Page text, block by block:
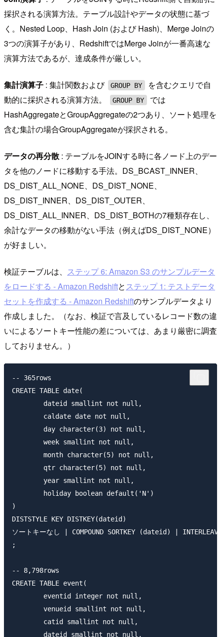
採択される演算方法。テーブル設計やデータの状態に基づ
く。Nested Loop、Hash Join (および Hash)、Merge Joinの
3つの演算子があり、RedshiftではMerge Joinが一番高速な
演算方法であるが、達成条件が厳しい。
集計演算子 : 集計関数および GROUP BY
を含むクエリで自
動的に採択される演算方法。
GROUP BY
では
HashAggregateとGroupAggregateの2つあり、ソート処理を
含む集計の場合GroupAggregateが採択される。
データの再分散 : テーブルをJOINする時に各ノード上のデー
タを他のノードに移動する手法。DS_BCAST_INNER、
DS_DIST_ALL_NONE、DS_DIST_NONE、
DS_DIST_INNER、DS_DIST_OUTER、
DS_DIST_ALL_INNER、DS_DIST_BOTHの7種類存在し、
余計なデータの移動がない手法（例えばDS_DIST_NONE）
が好ましい。
検証テーブルは、 ステップ 6: Amazon S3 のサンプルデータ
をロードする - Amazon Redshiftとステップ 1: テストデータ
セットを作成する - Amazon Redshiftのサンプルデータより
作成しました。（なお、検証で言及しているレコード数の違
いによるソートキー性能の差については、あまり厳密に調査
しておりません。）
-- 365rows
CREATE TABLE date(
)
DISTSTYLE KEY DISTKEY(dateid)
ソートキーなし | COMPOUND SORTKEY (dateid) |
;
-- 8,798rows
CREATE TABLE event(